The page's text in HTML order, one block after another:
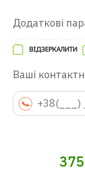
Додаткові
ВІДЗЕРКАЛИТИ
Ваші
375